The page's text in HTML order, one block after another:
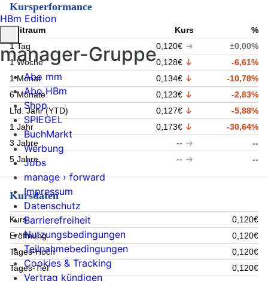
Kursperformance
Zeitraum Kurs
%
1 Tag
0,120€
±0,00%
1 Woche
0,128€
-6,61%
1 Monat
0,134€
-10,78%
6 Monate
0,123€
-2,83%
Lfd. Jahr (YTD)
0,127€
-5,88%
1 Jahr
0,173€
-30,64%
3 Jahre
--
--
5 Jahre
-- --
Kursdaten
Kurs
0,120€
Eröffnung
0,120€
Tages-Hoch
0,120€
Tages-Tief
0,120€
HBm Edition
manager-Gruppe
Abo mm
Abo HBm
Shop
SPIEGEL
BuchMarkt
Werbung
Jobs
manage › forward
Impressum
Datenschutz
Barrierefreiheit
Nutzungsbedingungen
Teilnahmebedingungen
Cookies & Tracking
Vertrag kündigen